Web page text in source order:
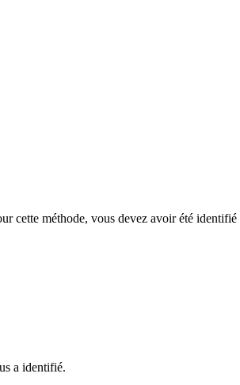
cette méthode, vous devez avoir été
a identifié.